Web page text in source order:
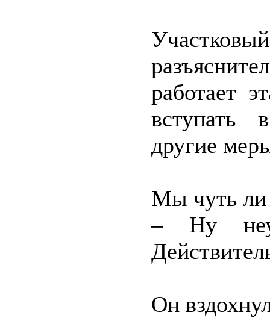
работает
вступать
другие
Мы чуть ли
– Ну
Он